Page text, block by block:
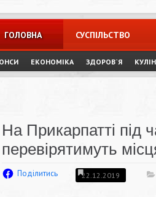
ГОЛОВНА СУСПІЛЬСТВО
ЕКОНОМІКА ЗДОРОВ`Я
На Прикарпатті під
перевірятимуть
Поділитись 22.12.2019